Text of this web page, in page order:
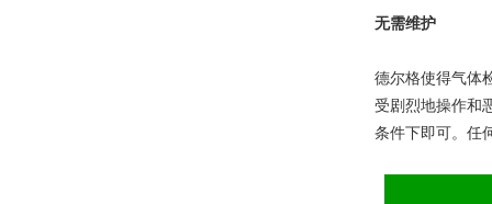
无需维护
德尔格使得气体
受剧烈地操作和
条件下即可。任